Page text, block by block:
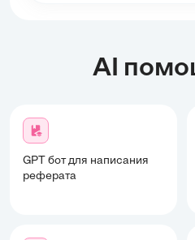
AI
GPT бот для написания
реферата